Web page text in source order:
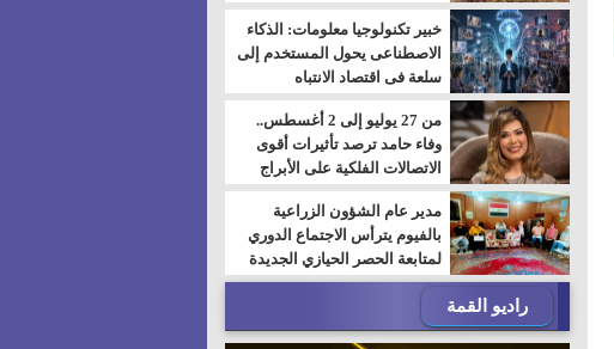
للقطن
خبير تكنولوجيا معلومات: الذكاء
الاصطناعى يحول المستخدم إلى
سلعة فى اقتصاد الانتباه
من 27 يوليو إلى 2 أغسطس..
وفاء حامد ترصد تأثيرات أقوى
الاتصالات الفلكية على الأبراج
مدير عام الشؤون الزراعية
بالفيوم يترأس الاجتماع الدوري
لمتابعة الحصر الحيازي الجديدة
راديو القمة